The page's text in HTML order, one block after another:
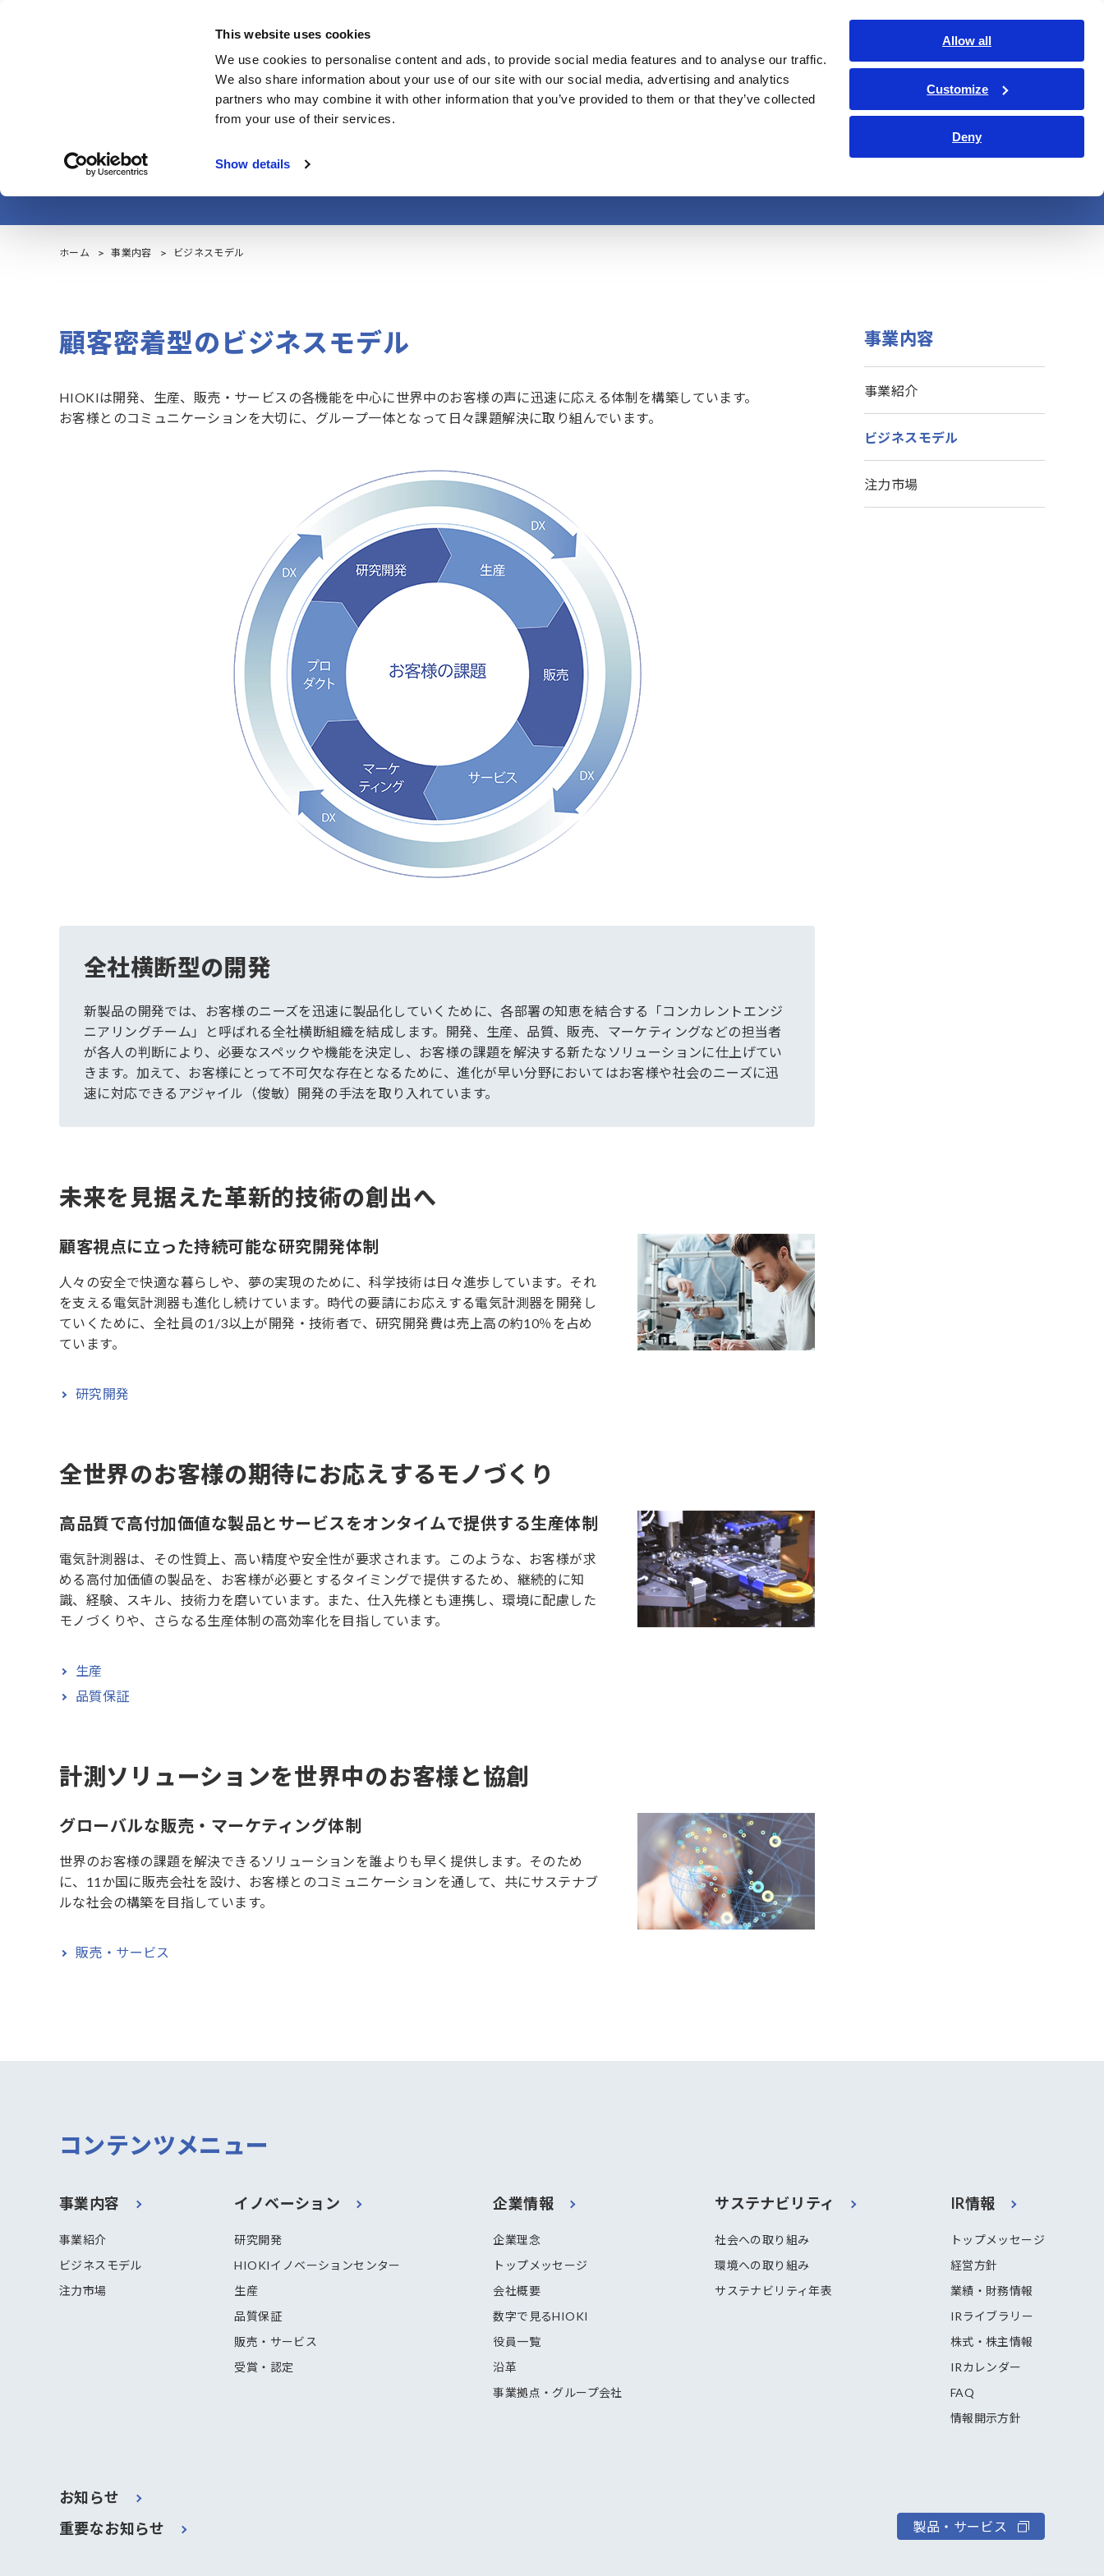
This website uses cookies
We use cookies to personalise content and ads, to provide social media features and to analyse our traffic.
We also share information about your use of our site with our social media, advertising and analytics
partners who may combine it with other information that you’ve provided to them or that they’ve collected
from your use of their services.
Show details
Allow all
Customize
Deny
移
コーポレート・IR
製品・サービス 事業内容 イノベーション 企業情報 サステナビリティ IR情報
お問い合わせ
ホーム 事業内容 ビジネスモデル
顧客密着型のビジネスモデル
HIOKIは開発、生産、販売・サービスの各機能を中心に世界中のお客様の声に迅速に応える体制を構築しています。
お客様とのコミュニケーションを大切に、グループ一体となって日々課題解決に取り組んでいます。
全社横断型の開発
新製品の開発では、お客様のニーズを迅速に製品化していくために、各部署の知恵を結合する「コンカレントエンジ
ニアリングチーム」と呼ばれる全社横断組織を結成します。開発、生産、品質、販売、マーケティングなどの担当者
が各人の判断により、必要なスペックや機能を決定し、お客様の課題を解決する新たなソリューションに仕上げてい
きます。加えて、お客様にとって不可欠な存在となるために、進化が早い分野においてはお客様や社会のニーズに迅
速に対応できるアジャイル（俊敏）開発の手法を取り入れています。
未来を見据えた革新的技術の創出へ
顧客視点に立った持続可能な研究開発体制
人々の安全で快適な暮らしや、夢の実現のために、科学技術は日々進歩しています。それ
を支える電気計測器も進化し続けています。時代の要請にお応えする電気計測器を開発し
ていくために、全社員の1/3以上が開発・技術者で、研究開発費は売上高の約10％を占め
ています。
研究開発
全世界のお客様の期待にお応えするモノづくり
高品質で高付加価値な製品とサービスをオンタイムで提供する生産体制
電気計測器は、その性質上、高い精度や安全性が要求されます。このような、お客様が求
める高付加価値の製品を、お客様が必要とするタイミングで提供するため、継続的に知
識、経験、スキル、技術力を磨いています。また、仕入先様とも連携し、環境に配慮した
モノづくりや、さらなる生産体制の高効率化を目指しています。
生産
品質保証
計測ソリューションを世界中のお客様と協創
グローバルな販売・マーケティング体制
世界のお客様の課題を解決できるソリューションを誰よりも早く提供します。そのため
に、11か国に販売会社を設け、お客様とのコミュニケーションを通して、共にサステナブ
ルな社会の構築を目指しています。
販売・サービス
事業内容
事業紹介
ビジネスモデル
注力市場
コンテンツメニュー
事業内容
事業紹介
ビジネスモデル
注力市場
イノベーション
研究開発
HIOKIイノベーションセンター
生産
品質保証
販売・サービス
受賞・認定
企業情報
企業理念
トップメッセージ
会社概要
数字で見るHIOKI
役員一覧
沿革
事業拠点・グループ会社
サステナビリティ
社会への取り組み
環境への取り組み
サステナビリティ年表
IR情報
トップメッセージ
経営方針
業績・財務情報
IRライブラリー
株式・株主情報
IRカレンダー
FAQ
情報開示方針
お知らせ
重要なお知らせ
製品・サービス